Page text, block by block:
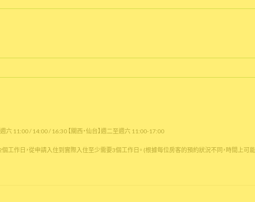
六 11:00 / 14:00 / 16:30 【關西・仙台】週二至週六 11:00-17:00
工作日，從申請入住到實際入住至少需要3個工作日。 (根據每位房客的預約狀況不同，時間上可